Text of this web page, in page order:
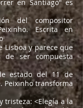
en Santiago" es
del compositor
Escrita en
Lisboa y parece que
ser compuesta
estado del 11 de
Peixinho transforma
tristeza: <Elegía a la